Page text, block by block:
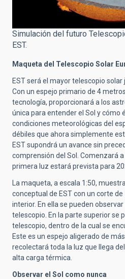
Simulación del futuro
EST.
Maqueta del Telescopio Solar
EST será el mayor telescopio solar
Con un espejo primario de 4
tecnología, proporcionará a los
única para entender el Sol y cómo
condiciones meteorológicas del
débiles que ahora simplemente
EST supondrá un avance sin
comprensión del Sol. Comenzará
primera luz estará prevista para
La maqueta, a escala 1:50,
conceptual de EST con un corte
interior. En ella se pueden
telescopio. En la parte superior se
telescopio, dentro de la cual se
Este es un espejo aligerado de
recolectará toda la luz que llega
alta carga térmica.
Observar el Sol como nunca